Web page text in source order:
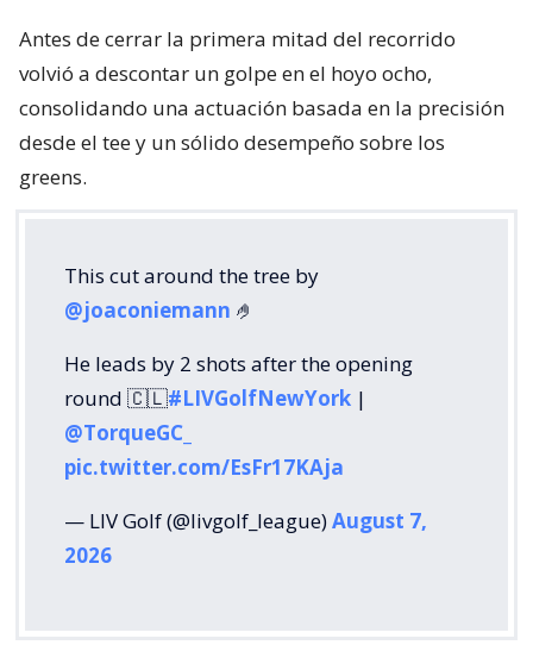
Antes de cerrar la primera mitad del recorrido
volvió a descontar un golpe en el hoyo ocho,
consolidando una actuación basada en la precisión
desde el tee y un sólido desempeño sobre los
greens.
This cut around the tree by
@joaconiemann 🤌
He leads by 2 shots after the opening
round 🇨🇱#LIVGolfNewYork |
@TorqueGC_
pic.twitter.com/EsFr17KAja
— LIV Golf (@livgolf_league)August 7,
2026